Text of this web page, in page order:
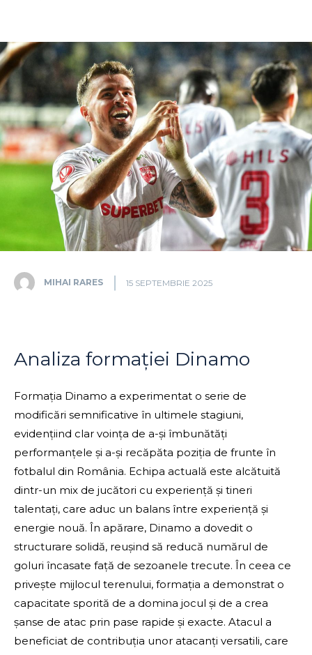
MIHAI RARES 15 SEPTEMBRIE 2025
Analiza formației Dinamo
Formația Dinamo a experimentat o serie de
modificări semnificative în ultimele stagiuni,
evidențiind clar voința de a-și îmbunătăți
performanțele și a-și recăpăta poziția de frunte în
fotbalul din România. Echipa actuală este alcătuită
dintr-un mix de jucători cu experiență și tineri
talentați, care aduc un balans între experiență și
energie nouă. În apărare, Dinamo a dovedit o
structurare solidă, reușind să reducă numărul de
goluri încasate față de sezoanele trecute. În ceea ce
privește mijlocul terenului, formația a demonstrat o
capacitate sporită de a domina jocul și de a crea
șanse de atac prin pase rapide și exacte. Atacul a
beneficiat de contribuția unor atacanți versatili, care